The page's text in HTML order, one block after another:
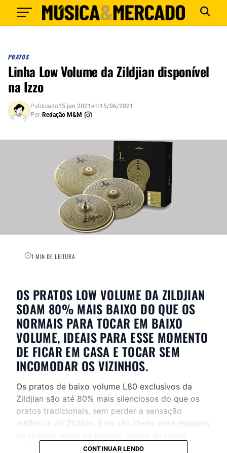
PRATOS
Linha Low Volume da Zildjian disponível
na Izzo
Publicado15 jun 2021em15/06/2021
Por Redação M&M
1 MIN DE LEITURA
OS PRATOS LOW VOLUME DA ZILDJIAN
SOAM 80% MAIS BAIXO DO QUE OS
NORMAIS PARA TOCAR EM BAIXO
VOLUME, IDEAIS PARA ESSE MOMENTO
DE FICAR EM CASA E TOCAR SEM
INCOMODAR OS VIZINHOS.
Os pratos de baixo volume L80 exclusivos da
Zildjian são até 80% mais silenciosos do que os
pratos tradicionais, sem perder a sensação
autêntica da Zildjian. Eles são ideais para espaços
volume ou em qualquer lugar onde você não
CONTINUAR LENDO